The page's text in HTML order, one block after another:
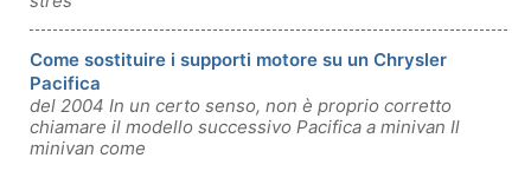
Come sostituire i supporti motore su un Chrysler
Pacifica
del 2004 In un certo senso, non è proprio corretto
chiamare il modello successivo Pacifica a minivan Il
minivan come